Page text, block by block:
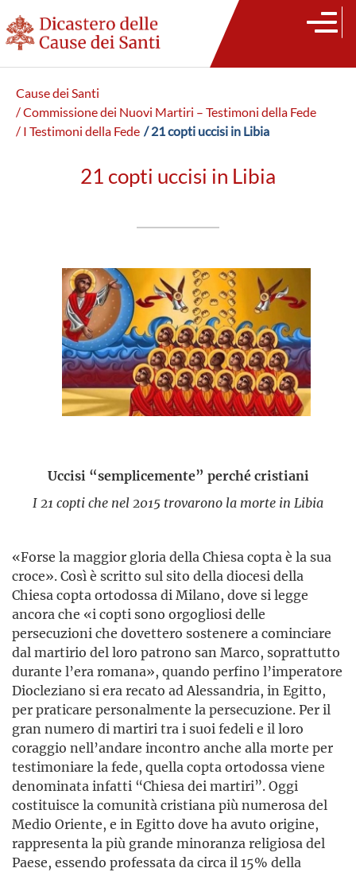
Cause dei Santi
/ Commissione dei Nuovi Martiri – Testimoni della Fede
/ I Testimoni della Fede / 21 copti uccisi in Libia
21 copti uccisi in Libia
Uccisi “semplicemente” perché cristiani
I 21 copti che nel 2015 trovarono la morte in Libia
«Forse la maggior gloria della Chiesa copta è la sua
croce». Così è scritto sul sito della diocesi della
Chiesa copta ortodossa di Milano, dove si legge
ancora che «i copti sono orgogliosi delle
persecuzioni che dovettero sostenere a cominciare
dal martirio del loro patrono san Marco, soprattutto
durante l’era romana», quando perfino l’imperatore
Diocleziano si era recato ad Alessandria, in Egitto,
per praticare personalmente la persecuzione. Per il
gran numero di martiri tra i suoi fedeli e il loro
coraggio nell’andare incontro anche alla morte per
testimoniare la fede, quella copta ortodossa viene
denominata infatti “Chiesa dei martiri”. Oggi
costituisce la comunità cristiana più numerosa del
Medio Oriente, e in Egitto dove ha avuto origine,
rappresenta la più grande minoranza religiosa del
Paese, essendo professata da circa il 15% della